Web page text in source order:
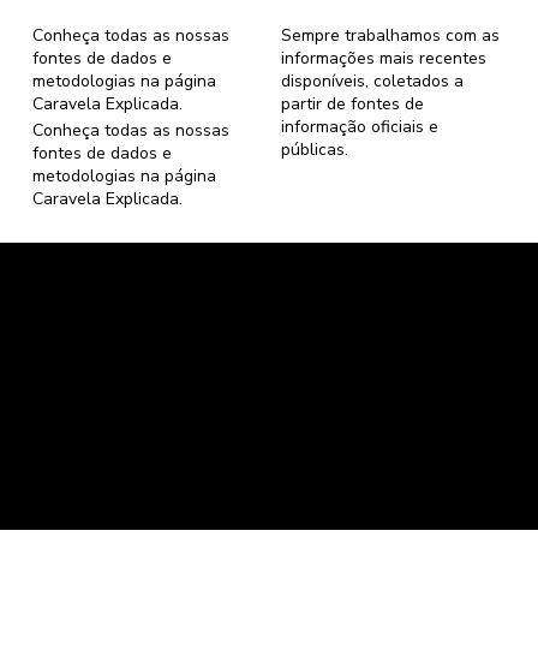
Sempre trabalhamos com as
informações mais recentes
disponíveis, coletados a
partir de fontes de
informação oficiais e
públicas.
Conheça todas as nossas
fontes de dados e
metodologias na página
Caravela Explicada.
Conheça todas as nossas
fontes de dados e
metodologias na página
Caravela Explicada.